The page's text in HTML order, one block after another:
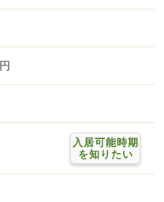
入居可能時期
を知りたい